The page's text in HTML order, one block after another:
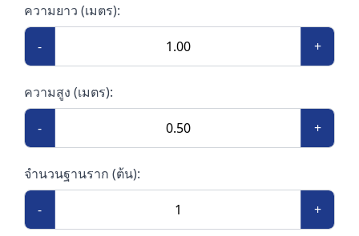
ความยาว (เมตร):
- +
ความสูง (เมตร):
- +
จำนวนฐานราก (ต้น):
- +